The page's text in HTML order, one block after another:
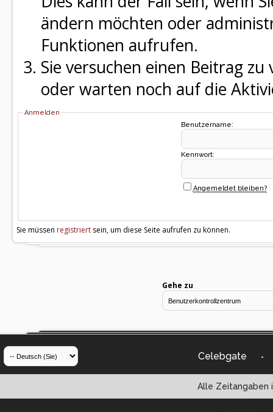
ändern möchten oder
Funktionen aufrufen.
Sie versuchen einen Beitrag
oder warten noch auf die
Anmelden
Benutzername:
Kennwort:
Angemeldet bleiben?
Sie müssen registriert sein, um diese Seite aufrufen zu können.
Gehe zu
Celebgate -
Alle Zeitangaben